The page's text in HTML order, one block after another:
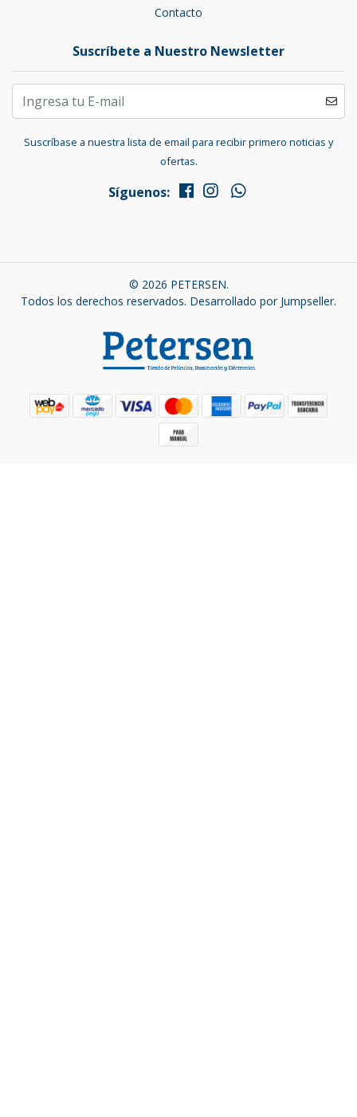
Contacto
Suscríbete a Nuestro Newsletter
Suscríbase a nuestra lista de email para recibir primero noticias y
ofertas.
Síguenos:
© 2026 PETERSEN.
Todos los derechos reservados. Desarrollado por Jumpseller.